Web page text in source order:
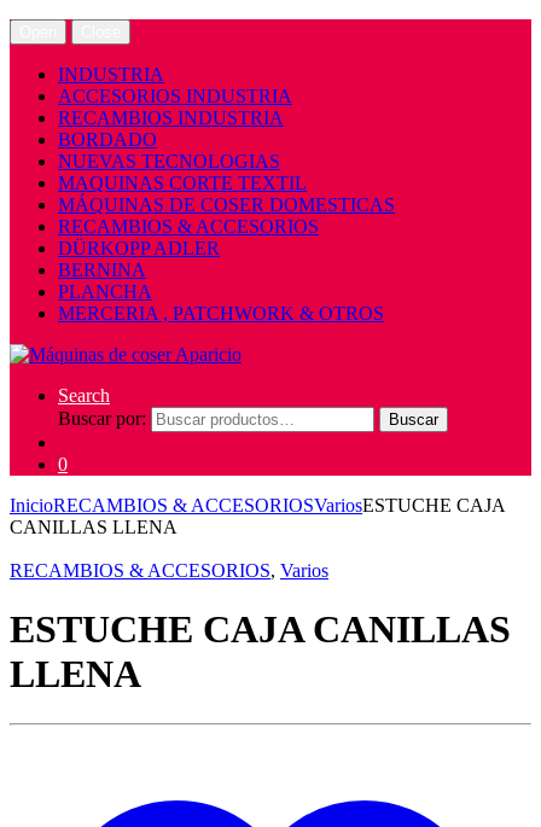
INDUSTRIA
ACCESORIOS INDUSTRIA
RECAMBIOS INDUSTRIA
BORDADO
NUEVAS TECNOLOGIAS
MAQUINAS CORTE TEXTIL
MÁQUINAS DE COSER DOMESTICAS
RECAMBIOS & ACCESORIOS
DÜRKOPP ADLER
BERNINA
PLANCHA
MERCERIA , PATCHWORK & OTROS
Search
Buscar por:
Buscar
0
InicioRECAMBIOS & ACCESORIOSVariosESTUCHE CAJA
CANILLAS LLENA
RECAMBIOS & ACCESORIOS, Varios
ESTUCHE CAJA CANILLAS
LLENA